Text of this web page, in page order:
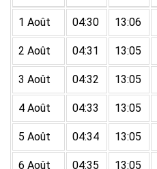
1 Août 04:30 13:06
2 Août 04:31 13:05
3 Août 04:32 13:05
4 Août 04:33 13:05
5 Août 04:34 13:05
6 Août 04:35 13:05